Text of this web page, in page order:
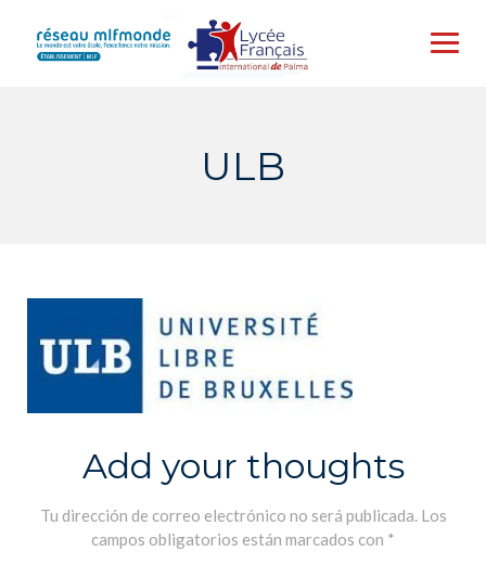
content
ULB
Add your thoughts
Tu dirección de correo electrónico no será publicada. Los
campos obligatorios están marcados con *